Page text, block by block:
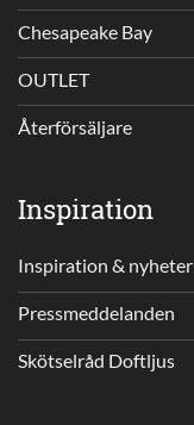
Chesapeake Bay
OUTLET
Återförsäljare
Inspiration
Inspiration & nyheter
Pressmeddelanden
Skötselråd Doftljus